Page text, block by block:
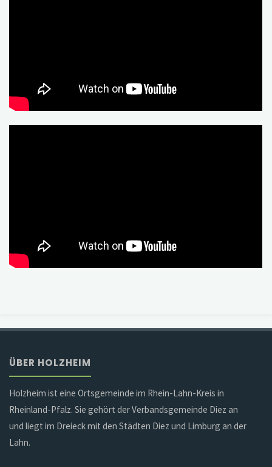
ÜBER HOLZHEIM
Holzheim ist eine Ortsgemeinde im Rhein-Lahn-Kreis in
Rheinland-Pfalz. Sie gehört der Verbandsgemeinde Diez an
und liegt im Dreieck mit den Städten Diez und Limburg an der
Lahn.